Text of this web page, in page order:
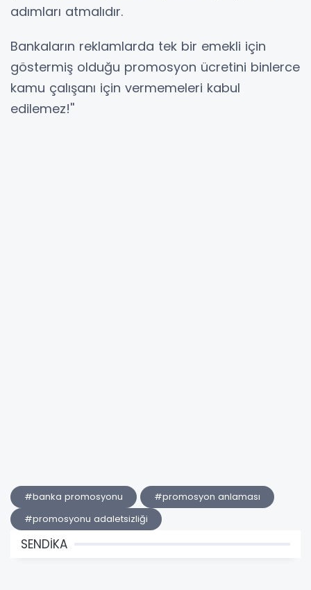
adımları atmalıdır.
Bankaların reklamlarda tek bir emekli için
göstermiş olduğu promosyon ücretini binlerce
kamu çalışanı için vermemeleri kabul
edilemez!''
#banka promosyonu
#promosyon anlaması
#promosyonu adaletsizliği
SENDİKA